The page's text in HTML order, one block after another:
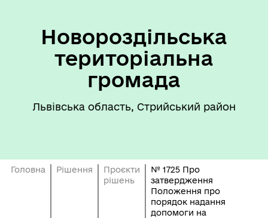
Новороздільська
територіальна
громада
Львівська область, Стрийський район
Головна Рішення
Проєкти
рішень
№ 1725 Про
затвердження
Положення про
порядок надання
допомоги на